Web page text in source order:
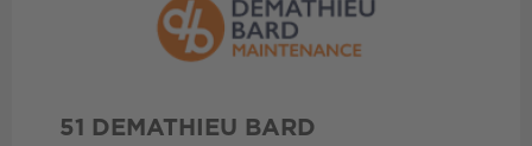
51 DEMATHIEU BARD